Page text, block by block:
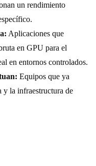
un rendimiento
Aplicaciones que
en GPU para el
en entornos controlados.
Equipos que ya
y la infraestructura de